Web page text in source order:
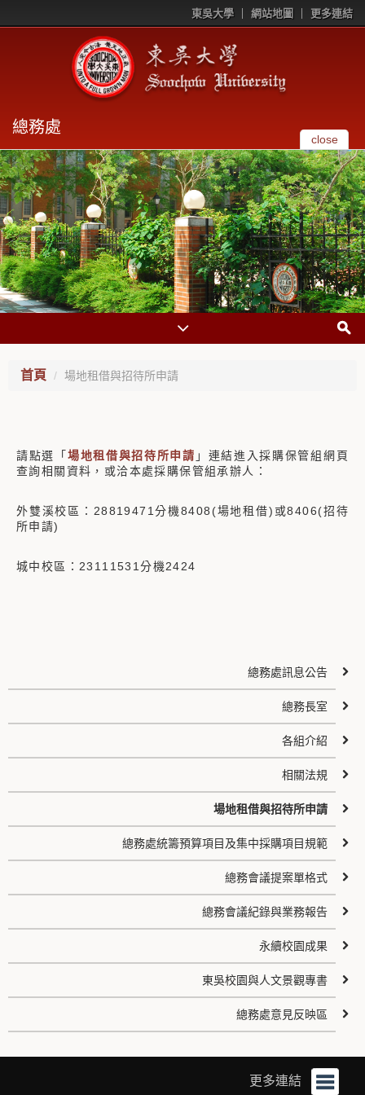
東吳大學 網站地圖 更多連結
總務處
close
首頁 場地租借與招待所申請
請點選「 場地租借與招待所申請 」連結進入採購保管組網頁
查詢相關資料，或洽本處採購保管組承辦人：
外雙溪校區：28819471分機8408(場地租借)或8406(招待
所申請)
城中校區：23111531分機2424
總務處訊息公告
總務長室
各組介紹
相關法規
場地租借與招待所申請
總務處統籌預算項目及集中採購項目規範
總務會議提案單格式
總務會議紀錄與業務報告
永續校園成果
東吳校園與人文景觀專書
總務處意見反映區
更多連結